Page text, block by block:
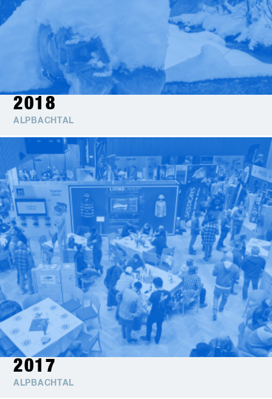
2018
ALPBACHTAL
2017
ALPBACHTAL